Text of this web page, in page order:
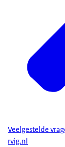
Veelgestelde
rvig.nl